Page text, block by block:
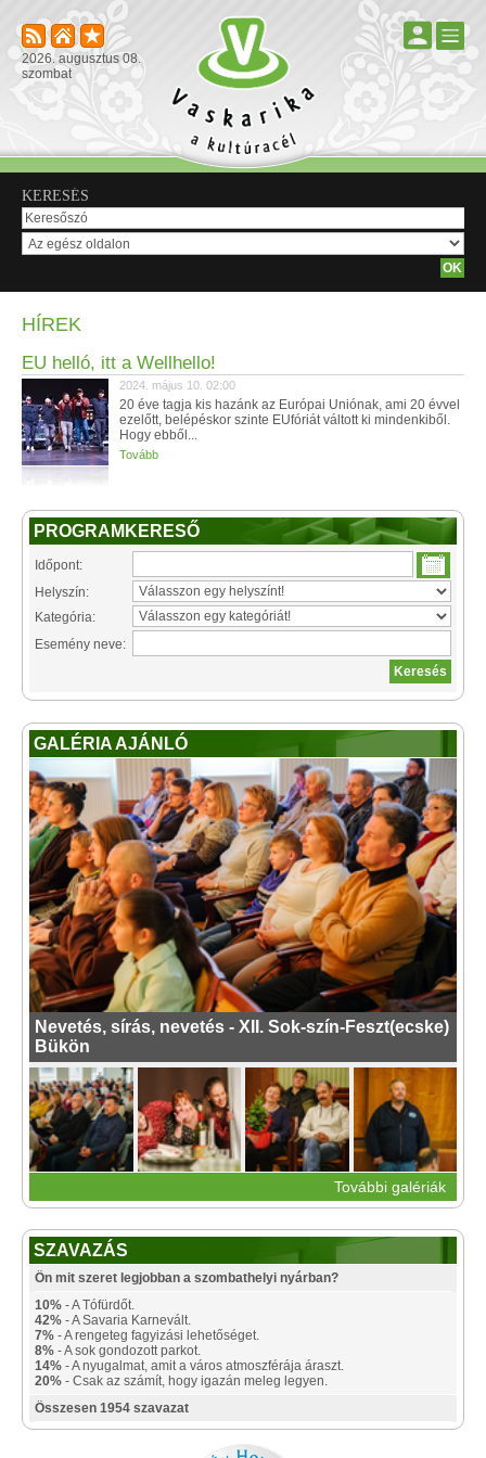
2026. augusztus 08.
szombat
KERESÉS
HÍREK
EU helló, itt a Wellhello!
2024. május 10. 02:00
20 éve tagja kis hazánk az Európai Uniónak, ami 20 évvel
ezelőtt, belépéskor szinte EUfóriát váltott ki mindenkiből.
Hogy ebből...
Tovább
PROGRAMKERESŐ
Időpont:
Helyszín:
Kategória:
Esemény neve:
GALÉRIA AJÁNLÓ
Nevetés, sírás, nevetés - XII. Sok-szín-Feszt(ecske)
Bükön
További galériák
SZAVAZÁS
Ön mit szeret legjobban a szombathelyi nyárban?
10% - A Tófürdőt.
42% - A Savaria Karnevált.
7% - A rengeteg fagyizási lehetőséget.
8% - A sok gondozott parkot.
14% - A nyugalmat, amit a város atmoszférája áraszt.
20% - Csak az számít, hogy igazán meleg legyen.
Összesen 1954 szavazat